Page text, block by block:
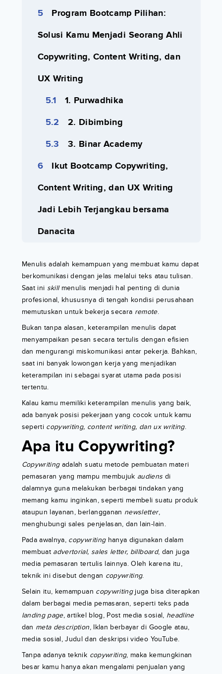
Program Bootcamp Pilihan:
Solusi Kamu Menjadi Seorang Ahli
Copywriting, Content Writing, dan
UX Writing
1. Purwadhika
2. Dibimbing
3. Binar Academy
Ikut Bootcamp Copywriting,
Content Writing, dan UX Writing
Jadi Lebih Terjangkau bersama
Danacita
Menulis adalah kemampuan yang membuat kamu dapat
berkomunikasi dengan jelas melalui teks atau tulisan.
Saat ini skillmenulis menjadi hal penting di dunia
profesional, khususnya di tengah kondisi perusahaan
memutuskan untuk bekerja secara remote.
Bukan tanpa alasan, keterampilan menulis dapat
menyampaikan pesan secara tertulis dengan efisien
dan mengurangi miskomunikasi antar pekerja. Bahkan,
saat ini banyak lowongan kerja yang menjadikan
keterampilan ini sebagai syarat utama pada posisi
tertentu.
Kalau kamu memiliki keterampilan menulis yang baik,
ada banyak posisi pekerjaan yang cocok untuk kamu
seperti copywriting, content writing, dan ux writing.
Apa itu Copywriting?
Copywritingadalah suatu metode pembuatan materi
pemasaran yang mampu membujuk audiens di
dalamnya guna melakukan berbagai tindakan yang
memang kamu inginkan, seperti membeli suatu produk
ataupun layanan, berlangganan newsletter,
menghubungi sales penjelasan, dan lain-lain.
Pada awalnya, copywritinghanya digunakan dalam
membuat advertorial, sales letter, billboard, dan juga
media pemasaran tertulis lainnya. Oleh karena itu,
teknik ini disebut dengan copywriting.
Selain itu, kemampuan copywritingjuga bisa diterapkan
dalam berbagai media pemasaran, seperti teks pada
landing page, artikel blog, Post media sosial, headline
dan meta description, Iklan berbayar di Google atau,
media sosial, Judul dan deskripsi video YouTube.
Tanpa adanya teknik copywriting, maka kemungkinan
besar kamu hanya akan mengalami penjualan yang